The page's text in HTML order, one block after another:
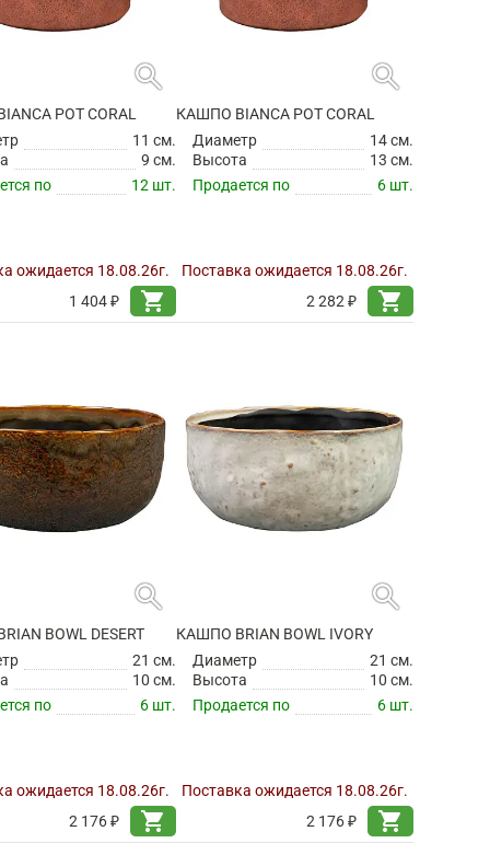
search
POT CORAL
11 см.
9 см.
по
12 шт.
ожидается 18.08.26г.
1 404 ₽
shopping_cart
search
КАШПО BIANCA POT CORAL
Диаметр
14 см.
Высота
13 см.
Продается по
6 шт.
Поставка ожидается 18.08.26г.
2 282 ₽
shopping_cart
search
BOWL DESERT
21 см.
10 см.
по
6 шт.
ожидается 18.08.26г.
2 176 ₽
shopping_cart
search
КАШПО BRIAN BOWL IVORY
Диаметр
21 см.
Высота
10 см.
Продается по
6 шт.
Поставка ожидается 18.08.26г.
2 176 ₽
shopping_cart